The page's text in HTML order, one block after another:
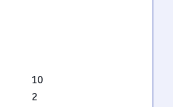
10
2